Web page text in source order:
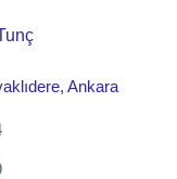
Ankara